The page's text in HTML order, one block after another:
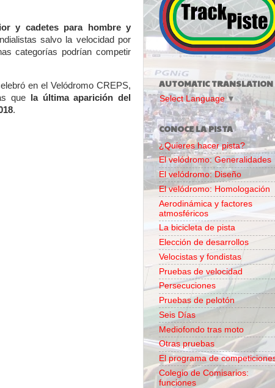
y cadetes para hombre y
salvo la velocidad por
categorías podrían competir
en el Velódromo CREPS,
que
la última aparición del
.
AUTOMATIC TRANSLATION
Select Language ▼
CONOCE LA PISTA
¿Quieres hacer pista?
El velódromo: Generalidades
El velódromo: Diseño
El velódromo: Homologación
Aerodinámica y factores
atmosféricos
La bicicleta de pista
Elección de desarrollos
Velocistas y fondistas
Pruebas de velocidad
Persecuciones
Pruebas de pelotón
Seis Días
Mediofondo tras moto
Otras pruebas
El programa de
Colegio de Comisarios:
funciones